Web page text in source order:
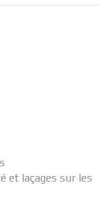
et laçages sur les